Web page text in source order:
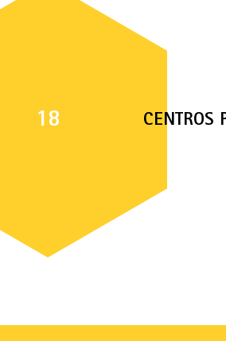
18 CENTROS